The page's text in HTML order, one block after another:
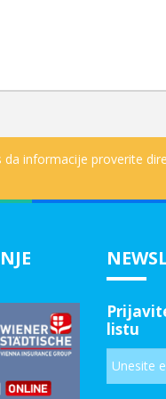
informacije proverite
listu